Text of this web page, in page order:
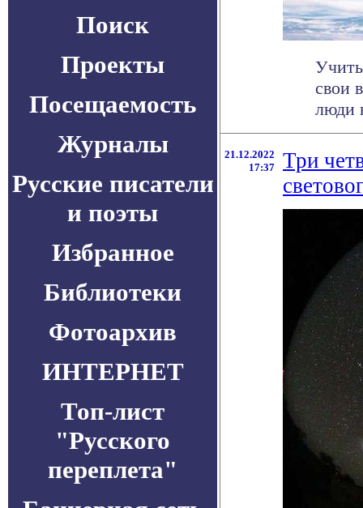
Поиск
Проекты
Посещаемость
Журналы
Русские писатели
и поэты
Избранное
Библиотеки
Фотоархив
ИНТЕРНЕТ
Топ-лист
"Русского
переплета"
свои
люди
21.12.2022
17:37
Три